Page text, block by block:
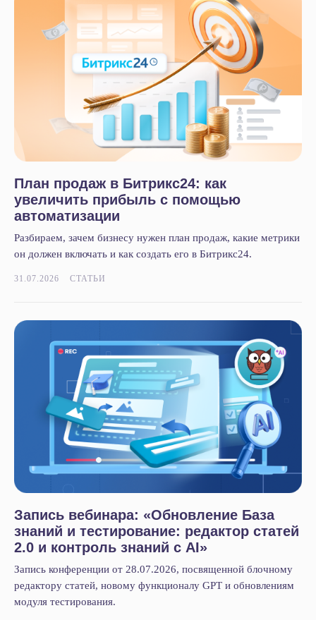
План продаж в Битрикс24: как
увеличить прибыль с помощью
автоматизации
Разбираем, зачем бизнесу нужен план продаж, какие метрики
он должен включать и как создать его в Битрикс24.
31.07.2026 СТАТЬИ
Запись вебинара: «Обновление База
знаний и тестирование: редактор статей
2.0 и контроль знаний с AI»
Запись конференции от 28.07.2026, посвященной блочному
редактору статей, новому функционалу GPT и обновлениям
модуля тестирования.
© 2005-2026« IT-Solution
Контакты
+7 812 332 84 32
Айти-Продакшн»ОГРН 1177847348887 ИНН 7802638464
Политика конфиденциальности
Пользовательское соглашение
Вакансии